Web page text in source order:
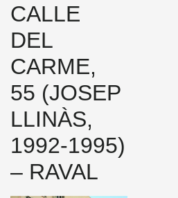
CALLE
DEL
CARME,
55 (JOSEP
LLINÀS,
1992-1995)
– RAVAL